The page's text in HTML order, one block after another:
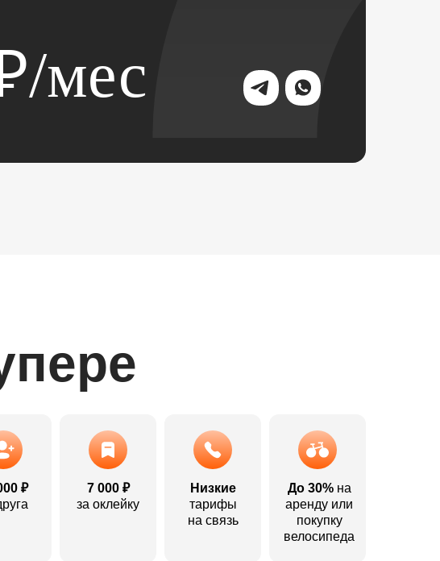
мес
₽
7 000 ₽
за оклейку
Низкие
тарифы
на связь
До 30%на
аренду или
покупку
велосипеда